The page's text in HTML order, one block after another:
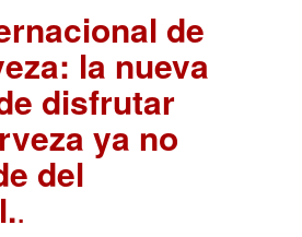
de
la nueva
disfrutar
ya no
del
.